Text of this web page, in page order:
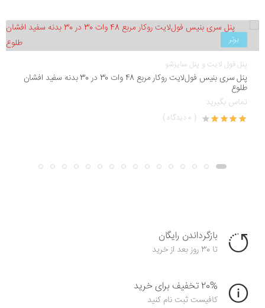
برتر
پنل فول لایت و پنل سایزشو
پنل سری بنیس فول‌لایت روکار مربع 48 وات 30 در 30 بدنه سفید افشان
طلوع
تماس بگیرید
( 0 دیدگاه )
بازگرداندن رایگان
تا 30 روز بعد از خرید
20% تخفیف برای خرید
کافیست ثبت نام کنید